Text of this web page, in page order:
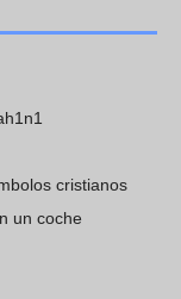
cristianos
un coche